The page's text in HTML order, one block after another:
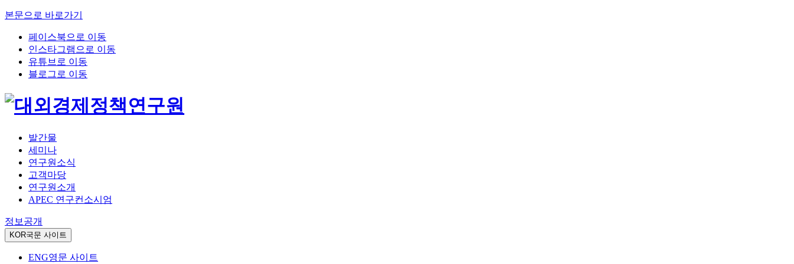
본문으로 바로가기
페이스북으로 이동
인스타그램으로 이동
유튜브로 이동
블로그로 이동
발간물
세미나
연구원소식
고객마당
연구원소개
APEC 연구컨소시엄
정보공개
KOR국문 사이트
ENG영문 사이트